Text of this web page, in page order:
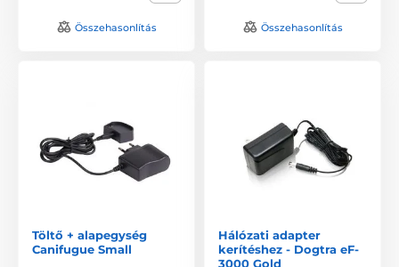
Összehasonlítás Összehasonlítás
Töltő + alapegység
Canifugue Small
Hálózati adapter
kerítéshez - Dogtra eF-
3000 Gold